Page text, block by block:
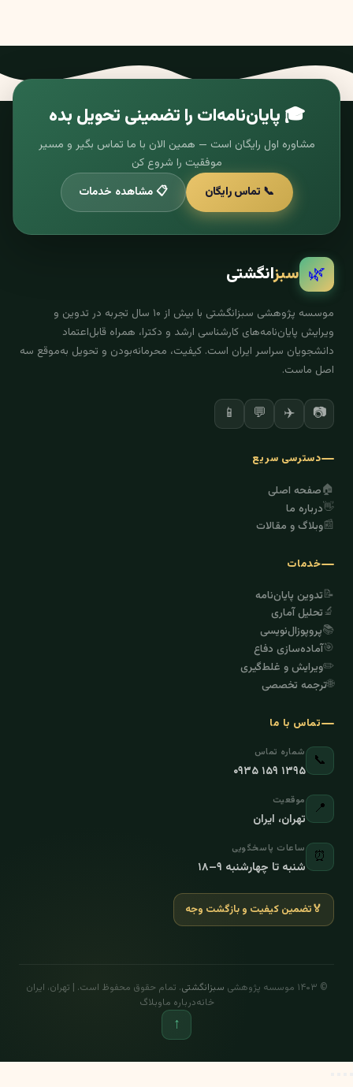
🎓 پایان‌نامه‌ات را تضمینی تحویل بده
مشاوره اول رایگان است — همین الان با ما تماس بگیر و مسیر
موفقیت را شروع کن
📞 تماس رایگان
📋 مشاهده خدمات
🌿 سبزانگشتی
موسسه پژوهشی سبزانگشتی با بیش از ۱۰ سال تجربه در تدوین و
ویرایش پایان‌نامه‌های کارشناسی ارشد و دکترا، همراه قابل‌اعتماد
دانشجویان سراسر ایران است. کیفیت، محرمانه‌بودن و تحویل به‌موقع سه
اصل ماست.
📷
✈️
💬
📱
دسترسی سریع
🏠صفحه اصلی
👋درباره ما
📰وبلاگ و مقالات
خدمات
📝تدوین پایان‌نامه
🔬تحلیل آماری
📚پروپوزال‌نویسی
🎯آماده‌سازی دفاع
✏️ویرایش و غلط‌گیری
🌐ترجمه تخصصی
تماس با ما
📞 شماره تماس
۰۹۳۵ ۱۵۹ ۱۳۹۵
📍 موقعیت
تهران، ایران
⏰ ساعات پاسخگویی
شنبه تا چهارشنبه ۹–۱۸
🏅تضمین کیفیت و بازگشت وجه
© ۱۴۰۳ موسسه پژوهشی سبزانگشتی. تمام حقوق محفوظ است. | تهران، ایران
خانهدرباره ماوبلاگ
↑